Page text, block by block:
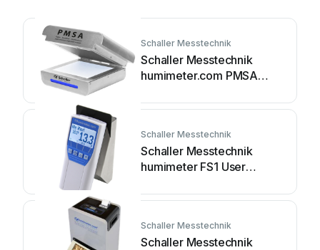
Schaller Messtechnik
Schaller Messtechnik
humimeter.com PMSA
Schaller Messtechnik
Schaller Messtechnik
humimeter FS1 User
Schaller Messtechnik
Schaller Messtechnik